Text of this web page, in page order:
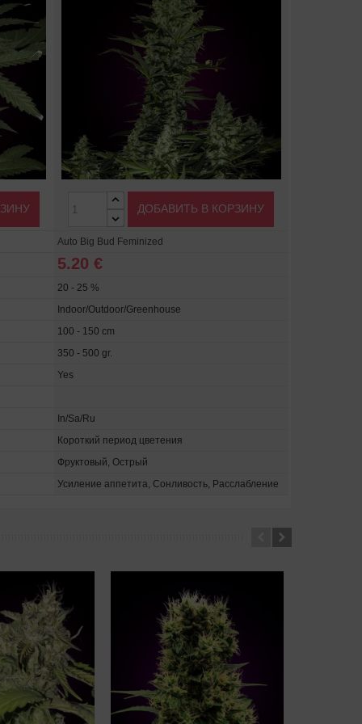
ДОБАВИТЬ В КОРЗИНУ
Auto Big Bud Feminized
5.20 €
20 - 25 %
Indoor/Outdoor/Greenhouse
100 - 150 cm
350 - 500 gr.
Yes
In/Sa/Ru
Короткий период цветения
Фруктовый, Острый
Усиление аппетита, Сонливость, Расслабление